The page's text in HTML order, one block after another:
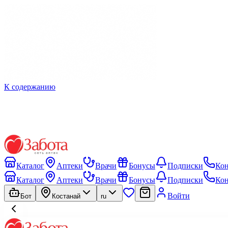
К содержанию
Каталог Аптеки Врачи Бонусы Подписки
Каталог
Аптеки Врачи Бонусы Подписки
Бот Костанай ru Войти